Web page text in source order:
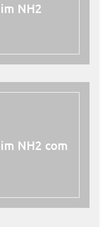
NH2
NH2 com